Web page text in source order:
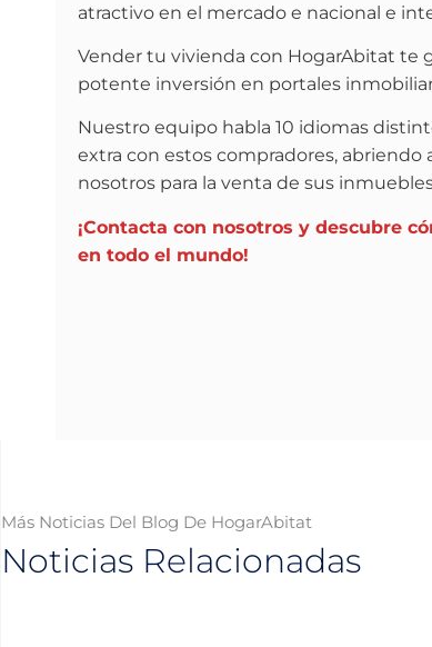
atractivo en el mercado e nacional e
Vender tu vivienda con HogarAbitat te
potente inversión en portales
Nuestro equipo habla 10 idiomas
extra con estos compradores,
nosotros para la venta de sus
¡Contacta con nosotros y descubre
en todo el mundo!
Más Noticias Del Blog De HogarAbitat
Noticias Relacionadas